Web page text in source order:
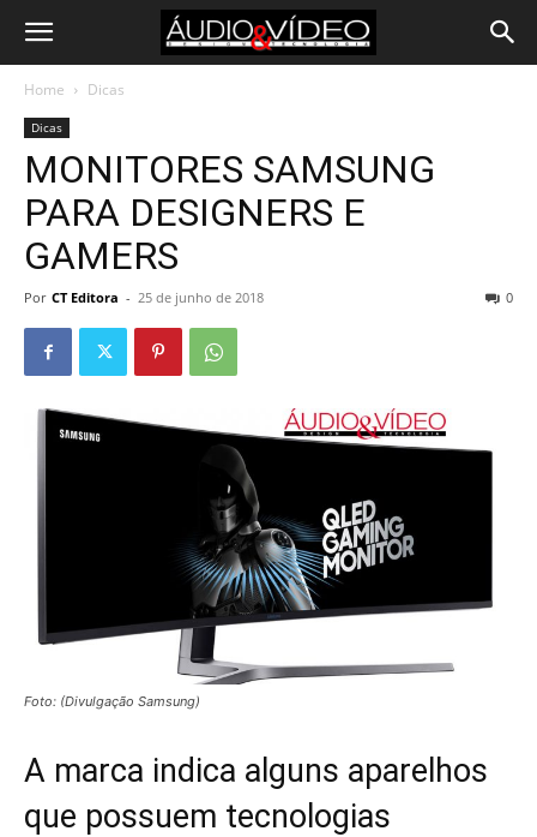
Home Dicas
Dicas
MONITORES SAMSUNG
PARA DESIGNERS E
GAMERS
Por CT Editora - 25 de junho de 2018 0
Foto: (Divulgação Samsung)
A marca indica alguns aparelhos
que possuem tecnologias